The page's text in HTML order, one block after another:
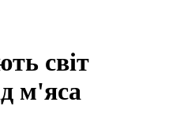
світ
м'яса